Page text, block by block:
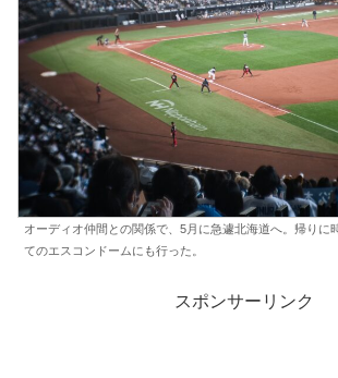
オーディオ仲間との関係で、5月に急遽北海道へ。帰りに
てのエスコンドームにも行った。
スポンサーリンク